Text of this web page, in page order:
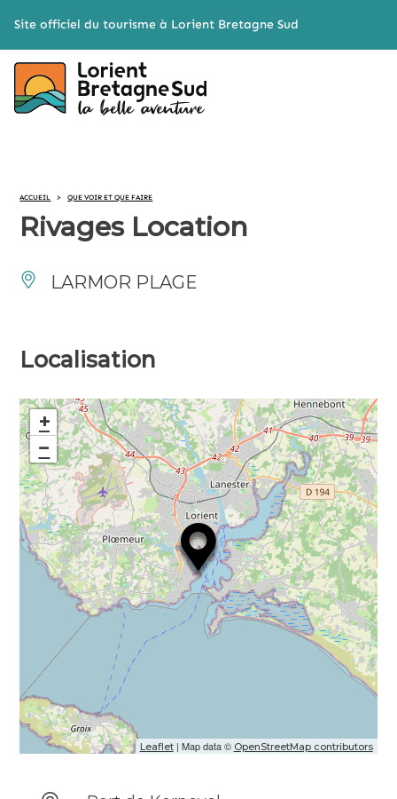
Site officiel du tourisme à Lorient Bretagne Sud
ACCUEIL > QUE VOIR ET QUE FAIRE
Rivages Location
LARMOR PLAGE
Localisation
+
−
Leaflet| Map data © OpenStreetMap contributors